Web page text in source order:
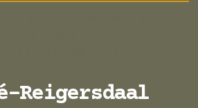
Reigersdaal